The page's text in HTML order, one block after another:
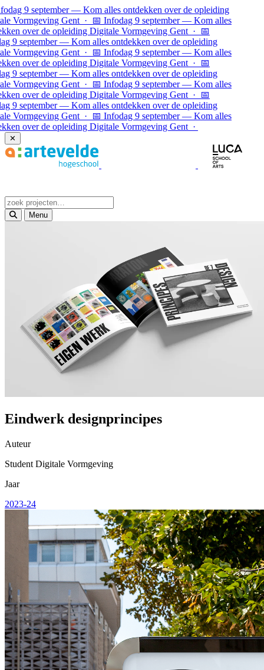
Ga naar inhoud
9 september — Kom alles ontdekken over de opleiding
Vormgeving Gent · 📅 Infodag 9 september — Kom alles
over de opleiding Digitale Vormgeving Gent · 📅
9 september — Kom alles ontdekken over de opleiding
Vormgeving Gent · 📅 Infodag 9 september — Kom alles
over de opleiding Digitale Vormgeving Gent · 📅
9 september — Kom alles ontdekken over de opleiding
Vormgeving Gent · 📅 Infodag 9 september — Kom alles
over de opleiding Digitale Vormgeving Gent · 📅
9 september — Kom alles ontdekken over de opleiding
Vormgeving Gent · 📅 Infodag 9 september — Kom alles
over de opleiding Digitale Vormgeving Gent ·
✕
Menu
Eindwerk designprincipes
Auteur
Student Digitale Vormgeving
Jaar
2023-24